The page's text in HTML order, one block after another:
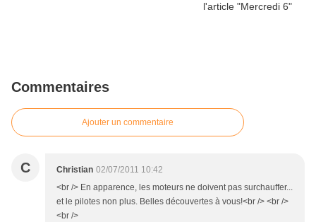
Commentaires
Ajouter un commentaire
C Christian 02/07/2011 10:42
<br /> En apparence, les moteurs ne doivent pas surchauffer...
et le pilotes non plus. Belles découvertes à vous!<br /> <br />
<br />